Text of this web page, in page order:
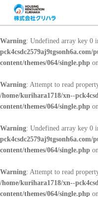
Warning: Undefined array key 0
content/themes/064/single.php
Warning: Attempt to read
/home/kurihara1718/xn--
content/themes/064/single.php
Warning: Undefined array key 0
content/themes/064/single.php
Warning: Attempt to read
/home/kurihara1718/xn--
content/themes/064/single.php